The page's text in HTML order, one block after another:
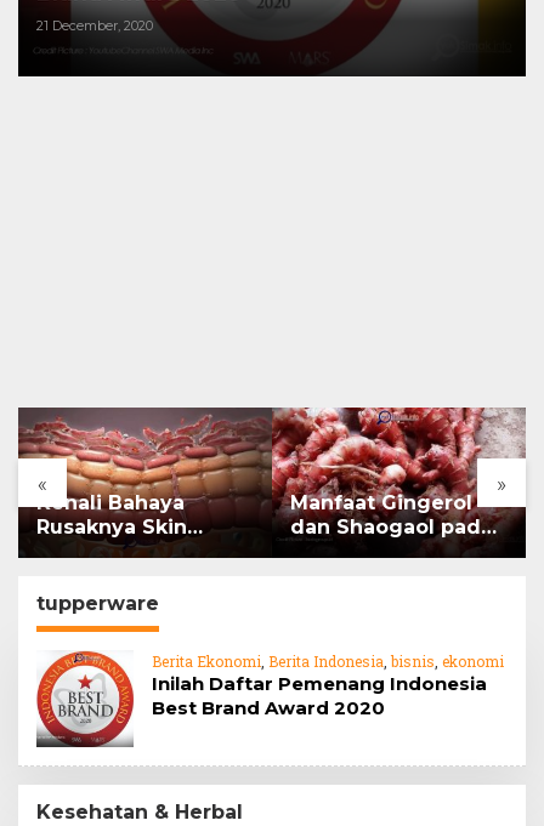
21 December, 2020
« »
Kenali Bahaya
Rusaknya Skin
Barrier
Manfaat Gingerol
dan Shaogaol pada
tupperware
Berita Ekonomi Berita Indonesia ,bisnis ekonomi
Inilah Daftar Pemenang Indonesia
Best Brand Award 2020
Kesehatan & Herbal